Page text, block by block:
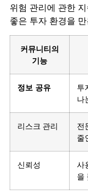
위험 관리에 관한
좋은 투자 환경을
커뮤니티의
기능
정보 공유
투
나
리스크 관리
전
줄
신뢰성
사
을